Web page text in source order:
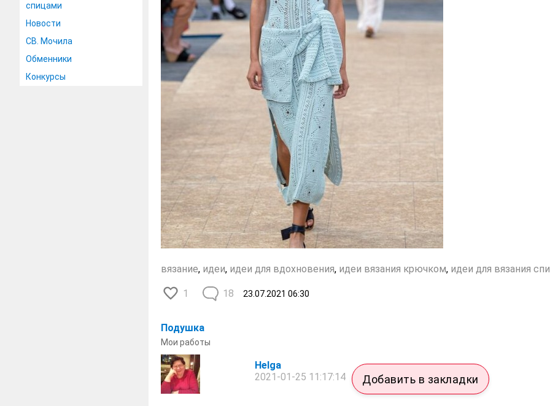
спицами
Новости
СВ. Мочила
Обменники
Конкурсы
вязание, идеи, идеи для вдохновения, идеи вязания крючком, идеи для вязания
1 23.07.2021 06:30
18
Подушка
Мои работы
Helga
2021-01-25 11:17:14
Добавить в закладки